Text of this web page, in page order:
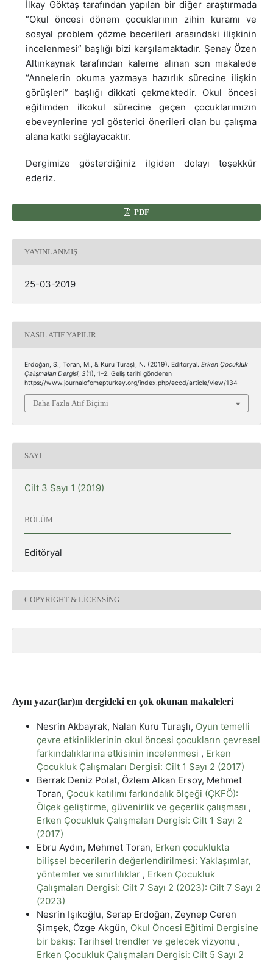
İlkay Göktaş tarafından yapılan bir diğer araştırmada
“Okul öncesi dönem çocuklarının zihin kuramı ve
sosyal problem çözme becerileri arasındaki ilişkinin
incelenmesi” başlığı bizi karşılamaktadır. Şenay Özen
Altınkaynak tarafından kaleme alınan son makalede
“Annelerin okuma yazmaya hazırlık sürecine ilişkin
görüşleri” başlığı dikkati çekmektedir. Okul öncesi
eğitimden ilkokul sürecine geçen çocuklarımızın
ebeveynlerine yol gösterici önerileri olan bu çalışma
alana katkı sağlayacaktır.
Dergimize gösterdiğiniz ilgiden dolayı teşekkür
ederiz.
PDF
YAYINLANMIŞ
25-03-2019
NASIL ATIF YAPILIR
Erdoğan, S., Toran, M., & Kuru Turaşlı, N. (2019). Editoryal. Erken Çocukluk
Çalışmaları Dergisi, 3(1), 1–2. Geliş tarihi gönderen
https://www.journalofomepturkey.org/index.php/eccd/article/view/134
Daha Fazla Atıf Biçimi
SAYI
Cilt 3 Sayı 1 (2019)
BÖLÜM
Editöryal
COPYRIGHT & LICENSING
Aynı yazar(lar)ın dergideki en çok okunan makaleleri
Nesrin Akbayrak, Nalan Kuru Turaşlı, Oyun temelli
çevre etkinliklerinin okul öncesi çocukların çevresel
farkındalıklarına etkisinin incelenmesi , Erken
Çocukluk Çalışmaları Dergisi: Cilt 1 Sayı 2 (2017)
Berrak Deniz Polat, Özlem Alkan Ersoy, Mehmet
Toran, Çocuk katılımı farkındalık ölçeği (ÇKFÖ):
Ölçek geliştirme, güvenirlik ve geçerlik çalışması ,
Erken Çocukluk Çalışmaları Dergisi: Cilt 1 Sayı 2
(2017)
Ebru Aydın, Mehmet Toran, Erken çocuklukta
bilişsel becerilerin değerlendirilmesi: Yaklaşımlar,
yöntemler ve sınırlılıklar , Erken Çocukluk
Çalışmaları Dergisi: Cilt 7 Sayı 2 (2023): Cilt 7 Sayı 2
(2023)
Nesrin Işıkoğlu, Serap Erdoğan, Zeynep Ceren
Şimşek, Özge Akgün, Okul Öncesi Eğitimi Dergisine
bir bakış: Tarihsel trendler ve gelecek vizyonu ,
Erken Çocukluk Çalışmaları Dergisi: Cilt 5 Sayı 2